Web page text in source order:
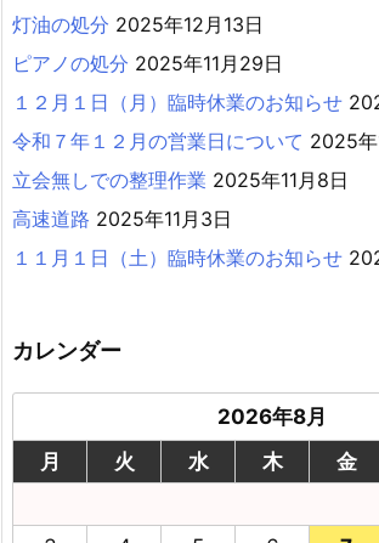
灯油の処分 2025年12月13日
ピアノの処分 2025年11月29日
１２月１日（月）臨時休業のお知らせ
令和７年１２月の営業日について 2025年
立会無しでの整理作業 2025年11月8日
高速道路 2025年11月3日
１１月１日（土）臨時休業のお知らせ
カレンダー
2026年8月
月
火 水 木 金